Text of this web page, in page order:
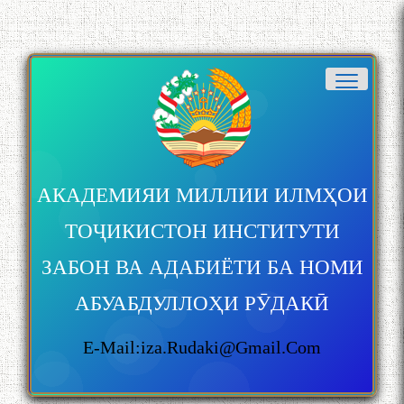
АКАДЕМИЯИ МИЛЛИИ ИЛМҲОИ
ТОҶИКИСТОН ИНСТИТУТИ
ЗАБОН ВА АДАБИЁТИ БА НОМИ
АБУАБДУЛЛОҲИ РӮДАКӢ
E-Mail:iza.rudaki@gmail.com
БА МУНОСИБАТИ